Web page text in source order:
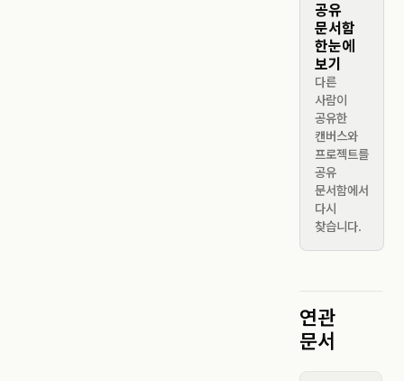
공유
문서함
한눈에
보기
다른
사람이
공유한
캔버스와
프로젝트를
공유
문서함에서
다시
찾습니다.
연관
문서